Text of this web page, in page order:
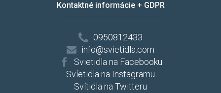
Kontaktné informácie + GDPR
0950812433
info@svietidla.com
Svietidla na Facebooku
Svíetidla na Instagramu
Svítidla na Twitteru